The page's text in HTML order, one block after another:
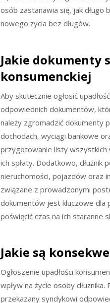
osób zastanawia się, jak długo
nowego życia bez długów.
Jakie dokumenty
konsumenckiej
Aby skutecznie ogłosić
odpowiednich dokumentów,
należy zgromadzić dokumenty
dochodach, wyciągi bankowe
przygotowanie listy wszystkich
ich spłaty. Dodatkowo,
nieruchomości, pojazdów oraz
związane z prowadzonymi
dokumentów jest kluczowe dla
poświęcić czas na ich staranne
Jakie są
Ogłoszenie upadłości
wpływ na życie osoby
przekazany syndykowi